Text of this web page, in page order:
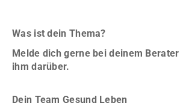
Was ist dein Thema?
Melde dich gerne bei deinem
ihm darüber.
Dein Team Gesund Leben